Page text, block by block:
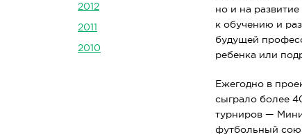
2012
2011
2010
но и на
к обучению и
будущей
ребенка или
Ежегодно в
сыграло более
турниров —
футбольный